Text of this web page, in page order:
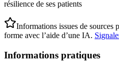
résilience de ses patients
Informations issues de sources
forme avec l’aide d’une IA.
Informations pratiques